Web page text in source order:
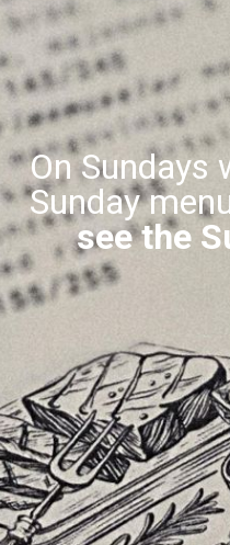
On Sundays
Sunday
see the